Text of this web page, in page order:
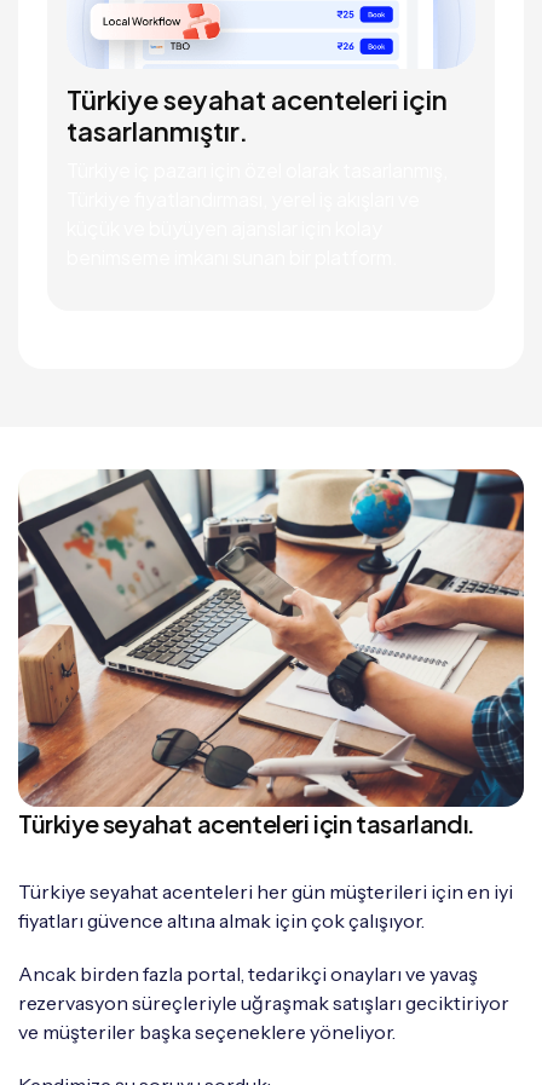
Türkiye seyahat acenteleri için
tasarlanmıştır.
Türkiye seyahat acenteleri için tasarlandı.
Türkiye seyahat acenteleri her gün müşterileri için en iyi
fiyatları güvence altına almak için çok çalışıyor.
Ancak birden fazla portal, tedarikçi onayları ve yavaş
rezervasyon süreçleriyle uğraşmak satışları geciktiriyor
ve müşteriler başka seçeneklere yöneliyor.